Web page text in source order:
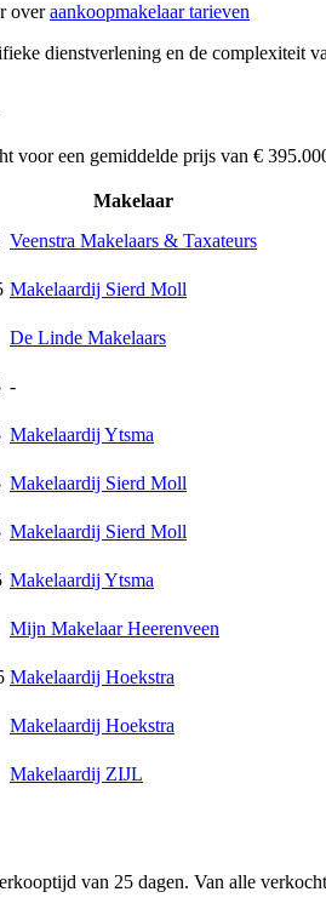
overaankoopmakelaar tarieven
dienstverlening en de complexiteit
voor een gemiddelde prijs van €
Makelaar
Veenstra Makelaars & Taxateurs
Makelaardij Sierd Moll
De Linde Makelaars
-
Makelaardij Ytsma
Makelaardij Sierd Moll
Makelaardij Sierd Moll
Makelaardij Ytsma
Mijn Makelaar Heerenveen
Makelaardij Hoekstra
Makelaardij Hoekstra
Makelaardij ZIJL
van 25 dagen. Van alle